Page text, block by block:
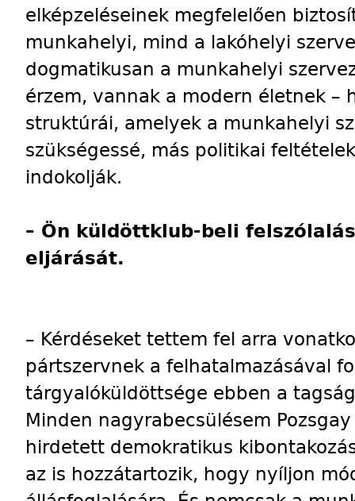
elképzeléseinek megfelelően
munkahelyi, mind a lakóhelyi
dogmatikusan a munkahelyi
érzem, vannak a modern életnek –
struktúrái, amelyek a munkahelyi
szükségessé, más politikai
indokolják.
– Ön küldöttklub-beli
eljárását.
– Kérdéseket tettem fel arra
pártszervnek a felhatalmazásával
tárgyalóküldöttsége ebben a
Minden nagyrabecsülésem
hirdetett demokratikus
az is hozzátartozik, hogy nyíljon